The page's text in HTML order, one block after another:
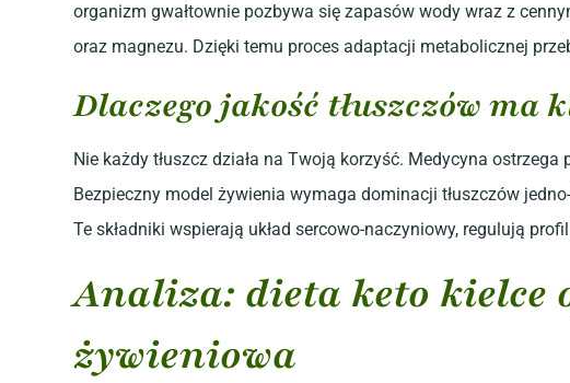
organizm gwałtownie pozbywa się zapasów wody wraz z
oraz magnezu. Dzięki temu proces adaptacji metabolicznej
Dlaczego jakość tłuszczów ma
Nie każdy tłuszcz działa na Twoją korzyść. Medycyna
Bezpieczny model żywienia wymaga dominacji tłuszczów
Te składniki wspierają układ sercowo-naczyniowy, regulują
Analiza: dieta keto
żywieniowa